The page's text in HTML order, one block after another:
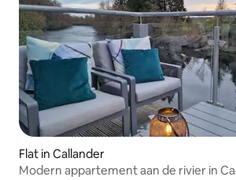
Flat in Callander
Modern appartement aan de rivier in